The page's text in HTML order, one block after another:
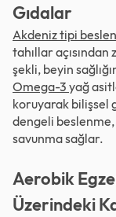
Gıdalar
Akdeniz tipi
tahıllar
şekli, beyin
Omega-3 yağ
koruyarak bilişsel
dengeli
savunma sağlar.
Aerobik
Üzerindeki